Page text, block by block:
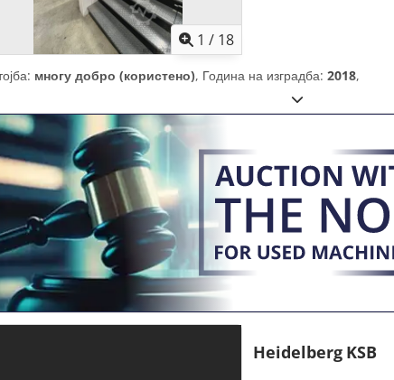
1 / 18
многу добро (користено), Година на изградба: 2018,
Heidelberg KSB